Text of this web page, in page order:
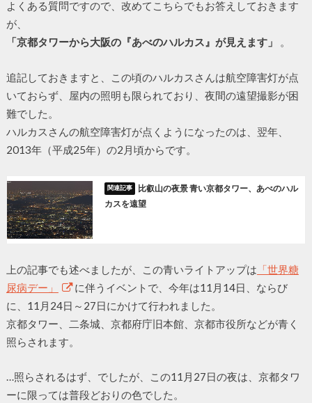
よくある質問ですので、改めてこちらでもお答えしておきます
が、
「京都タワーから大阪の『あべのハルカス』が見えます」
。
追記しておきますと、この頃のハルカスさんは航空障害灯が点
いておらず、屋内の照明も限られており、夜間の遠望撮影が困
難でした。
ハルカスさんの航空障害灯が点くようになったのは、翌年、
2013年（平成25年）の2月頃からです。
比叡山の夜景 青い京都タワー、あべのハル
カスを遠望
上の記事でも述べましたが、この青いライトアップは 「世界糖
尿病デー」
に伴うイベントで、今年は11月14日、ならび
に、11月24日～27日にかけて行われました。
京都タワー、二条城、京都府庁旧本館、京都市役所などが青く
照らされます。
…照らされるはず、でしたが、この11月27日の夜は、京都タワ
ーに限っては普段どおりの色でした。